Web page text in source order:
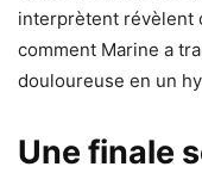
interprètent révèlent
comment Marine a
douloureuse en un
Une finale